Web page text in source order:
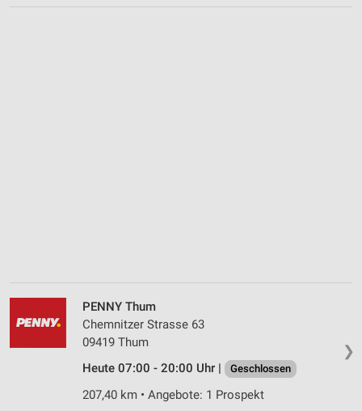
❯
PENNY Thum
Chemnitzer Strasse 63
09419 Thum
Heute 07:00 - 20:00 Uhr |
Geschlossen
207,40 km • Angebote: 1 Prospekt